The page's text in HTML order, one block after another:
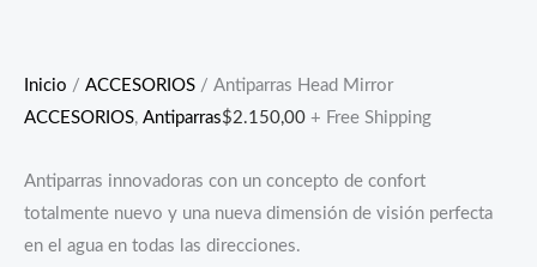
Inicio / ACCESORIOS / Antiparras Head Mirror
ACCESORIOS, Antiparras$2.150,00 + Free Shipping
Antiparras innovadoras con un concepto de confort
totalmente nuevo y una nueva dimensión de visión perfecta
en el agua en todas las direcciones.